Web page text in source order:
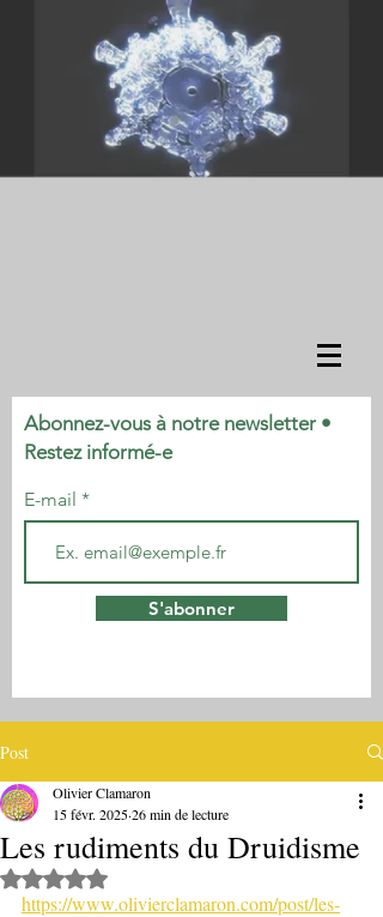
Abonnez-vous à notre newsletter •
Restez informé-e
E-mail
S'abonner
Post
Les rudiments du Druidisme
Olivier Clamaron
15 févr. 202526 min de lecture
Noté NaN étoiles sur 5.
https://www.olivierclamaron.com/post/les-